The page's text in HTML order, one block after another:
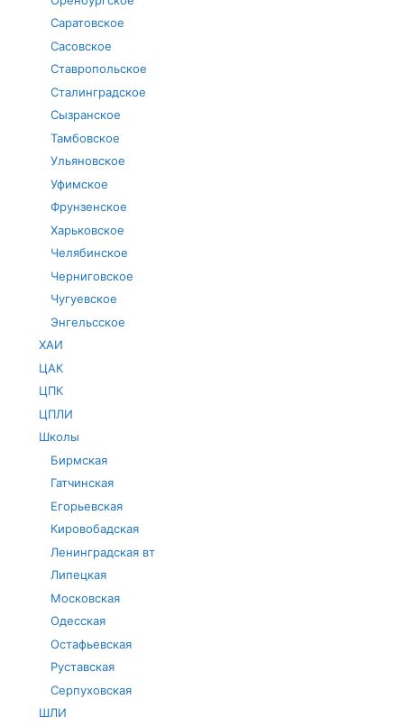
Саратовское
Сасовское
Ставропольское
Сталинградское
Сызранское
Тамбовское
Ульяновское
Уфимское
Фрунзенское
Харьковское
Челябинское
Черниговское
Чугуевское
Энгельсское
ХАИ
ЦАК
ЦПК
ЦПЛИ
Школы
Бирмская
Гатчинская
Егорьевская
Кировобадская
Ленинградская вт
Липецкая
Московская
Одесская
Остафьевская
Руставская
Серпуховская
ШЛИ